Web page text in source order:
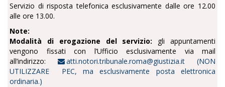
Servizio di risposta telefonica esclusivamente dalle ore 12.00
alle ore 13.00.
Note:
Modalità di erogazione del servizio: gli appuntamenti
vengono fissati con l’Ufficio esclusivamente via mail
all’indirizzo:
atti.notori.tribunale.roma@giustizia.it (NON
UTILIZZARE PEC, ma esclusivamente posta elettronica
ordinaria.)